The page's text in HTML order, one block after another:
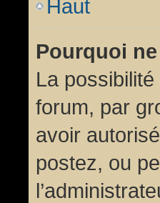
Haut
Pourquoi
La
forum, par
avoir
postez, ou